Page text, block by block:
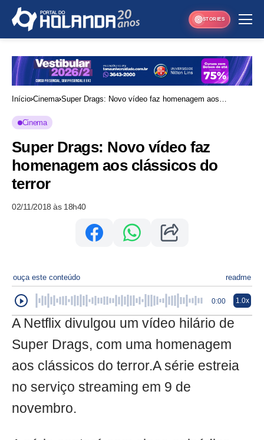
STORIES
Início Cinema Super Drags: Novo vídeo faz homenagem aos
Cinema
Super Drags: Novo vídeo faz
homenagem aos clássicos do
terror
02/11/2018 às 18h40
ouça este conteúdo readme
0:00 1.0x
A Netflix divulgou um vídeo hilário de
Super Drags, com uma homenagem
aos clássicos do terror.A série estreia
no serviço streaming em 9 de
novembro.